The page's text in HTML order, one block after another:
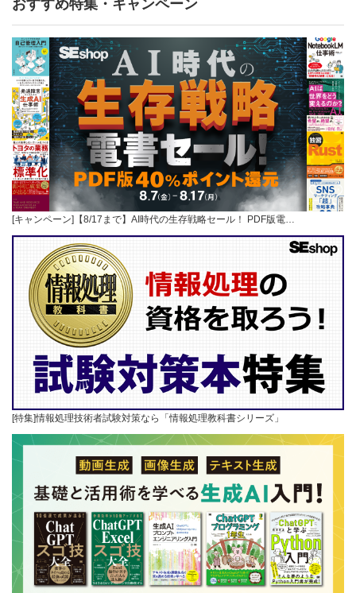
おすすめ特集・キャンペーン
[キャンペーン]【8/17まで】AI時代の生存戦略セール！ PDF版電…
[特集]情報処理技術者試験対策なら「情報処理教科書シリーズ」